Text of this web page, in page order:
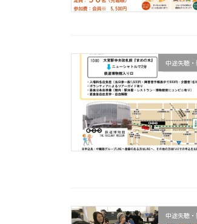
中途失聴
中途失聴